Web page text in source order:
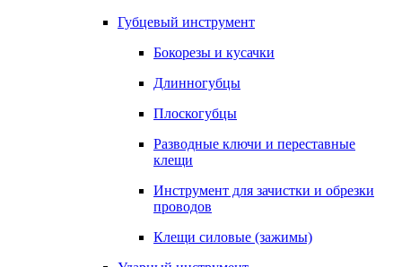
Губцевый инструмент
Бокорезы и кусачки
Длинногубцы
Плоскогубцы
Разводные ключи и переставные
клещи
Инструмент для зачистки и обрезки
проводов
Клещи силовые (зажимы)